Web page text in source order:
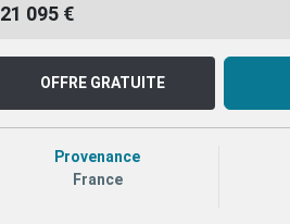
21 095 €
OFFRE GRATUITE
Provenance
France